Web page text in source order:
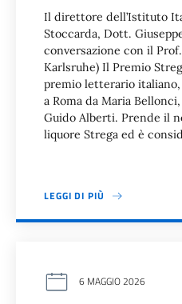
Il direttore dell’Istituto
Stoccarda, Dott.
conversazione con il
Karlsruhe) Il Premio
premio letterario
a Roma da Maria
Guido Alberti. Prende il
liquore Strega ed è
LEGGI DI PIÙ
6 MAGGIO 2026